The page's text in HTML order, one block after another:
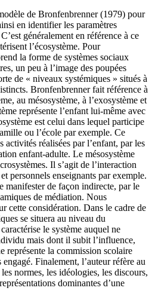
de Bronfenbrenner (1979) pour
en identifier les paramètres
généralement en référence à ce
l’écosystème. Pour
la forme de systèmes sociaux
un peu à l’image des poupées
de « niveaux systémiques » situés à
Bronfenbrenner fait référence à
au mésosystème, à l’exosystème et
représente l’enfant lui-même avec
est celui dans lequel participe
ou l’école par exemple. Ce
activités réalisées par l’enfant, par les
enfant-adulte. Le mésosystème
Il s’agit de l’interaction
personnels enseignants par exemple.
manifester de façon indirecte, par le
de médiation. Nous
cette considération. Dans le cadre de
se situera au niveau du
le système auquel ne
mais dont il subit l’influence,
représente la commission scolaire
Finalement, l’auteur réfère au
normes, les idéologies, les discours,
dominantes d’une